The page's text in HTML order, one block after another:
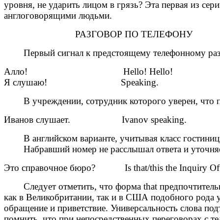
уровня, не ударить лицом в грязь? Эта первая из
англоговорящими людьми.
РАЗГОВОР ПО ТЕЛЕФОНУ
Первый сигнал к предстоящему телефонному
Алло! Hello! Hello!
Я слушаю! Speaking.
В учреждении, сотрудник которого уверен, что
Иванов слушает. Ivanov speaking.
В английском варианте, учитывая класс
Набравший номер не расслышал ответа и
Это справочное бюро? Is that/this the Inquiry
Следует отметить, что форма that
как в Великобритании, так и в США подобного рода
обращение и приветствие. Универсальность слова